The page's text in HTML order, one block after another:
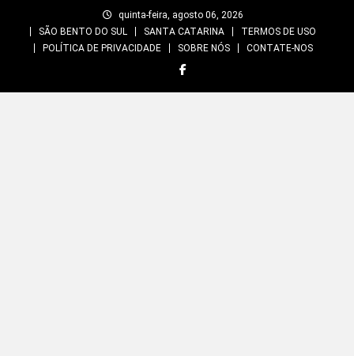
quinta-feira, agosto 06, 2026
SÃO BENTO DO SUL
SANTA CATARINA
TERMOS DE USO
POLÍTICA DE PRIVACIDADE
SOBRE NÓS CONTATE-NOS